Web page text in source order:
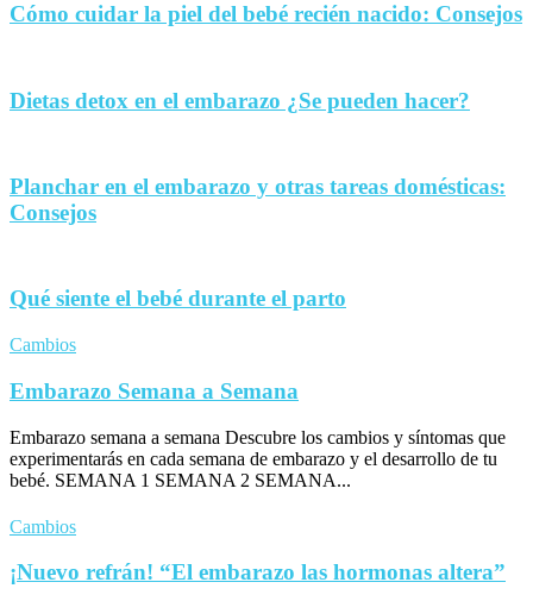
Cómo cuidar la piel del bebé recién nacido: Consejos
Dietas detox en el embarazo ¿Se pueden hacer?
Planchar en el embarazo y otras tareas domésticas:
Consejos
Qué siente el bebé durante el parto
Cambios
Embarazo Semana a Semana
Embarazo semana a semana Descubre los cambios y síntomas que
experimentarás en cada semana de embarazo y el desarrollo de tu
bebé. SEMANA 1 SEMANA 2 SEMANA...
Cambios
¡Nuevo refrán! “El embarazo las hormonas altera”